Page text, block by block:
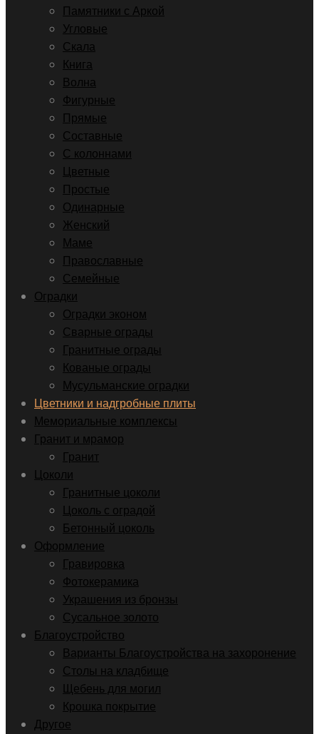
Памятники с Аркой
Угловые
Скала
Книга
Волна
Фигурные
Прямые
Составные
С колоннами
Цветные
Простые
Одинарные
Женский
Маме
Православные
Семейные
Оградки
Оградки эконом
Сварные ограды
Гранитные ограды
Кованые ограды
Мусульманские оградки
Цветники и надгробные плиты
Мемориальные комплексы
Гранит и мрамор
Гранит
Цоколи
Гранитные цоколи
Цоколь с оградой
Бетонный цоколь
Оформление
Гравировка
Фотокерамика
Украшения из бронзы
Сусальное золото
Благоустройство
Варианты Благоустройства на захоронение
Столы на кладбище
Щебень для могил
Крошка покрытие
Другое